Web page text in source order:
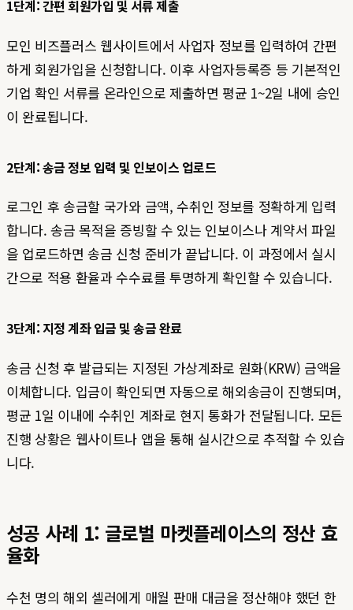
1단계: 간편 회원가입 및 서류 제출
모인 비즈플러스 웹사이트에서 사업자 정보를 입력하여 간편
하게 회원가입을 신청합니다. 이후 사업자등록증 등 기본적인
기업 확인 서류를 온라인으로 제출하면 평균 1~2일 내에 승인
이 완료됩니다.
2단계: 송금 정보 입력 및 인보이스 업로드
로그인 후 송금할 국가와 금액, 수취인 정보를 정확하게 입력
합니다. 송금 목적을 증빙할 수 있는 인보이스나 계약서 파일
을 업로드하면 송금 신청 준비가 끝납니다. 이 과정에서 실시
간으로 적용 환율과 수수료를 투명하게 확인할 수 있습니다.
3단계: 지정 계좌 입금 및 송금 완료
송금 신청 후 발급되는 지정된 가상계좌로 원화(KRW) 금액을
이체합니다. 입금이 확인되면 자동으로 해외송금이 진행되며,
평균 1일 이내에 수취인 계좌로 현지 통화가 전달됩니다. 모든
진행 상황은 웹사이트나 앱을 통해 실시간으로 추적할 수 있습
니다.
성공 사례 1: 글로벌 마켓플레이스의 정산 효
율화
수천 명의 해외 셀러에게 매월 판매 대금을 정산해야 했던 한